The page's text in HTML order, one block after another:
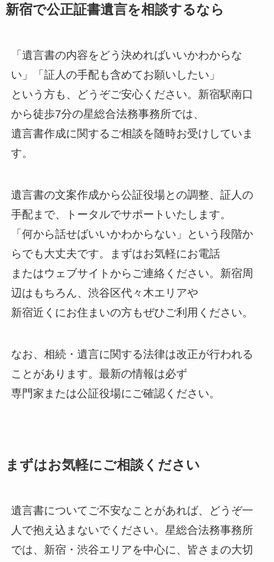
新宿で公正証書遺言を相談するなら
「遺言書の内容をどう決めればいいかわからな
い」「証人の手配も含めてお願いしたい」
という方も、どうぞご安心ください。新宿駅南口
から徒歩7分の星総合法務事務所では、
遺言書作成に関するご相談を随時お受けしていま
す。
遺言書の文案作成から公証役場との調整、証人の
手配まで、トータルでサポートいたします。
「何から話せばいいかわからない」という段階か
らでも大丈夫です。まずはお気軽にお電話
またはウェブサイトからご連絡ください。新宿周
辺はもちろん、渋谷区代々木エリアや
新宿近くにお住まいの方もぜひご利用ください。
なお、相続・遺言に関する法律は改正が行われる
ことがあります。最新の情報は必ず
専門家または公証役場にご確認ください。
まずはお気軽にご相談ください
遺言書についてご不安なことがあれば、どうぞ一
人で抱え込まないでください。星総合法務事務所
では、新宿・渋谷エリアを中心に、皆さまの大切